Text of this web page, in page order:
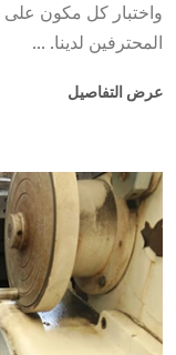
واختبار كل مكون على
المحترفين لدينا. ...
عرض التفاصيل